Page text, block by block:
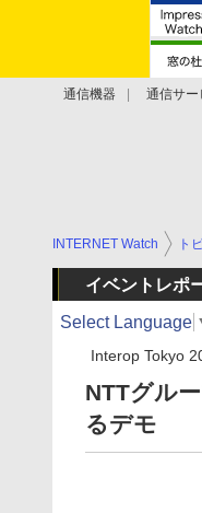
通信機器 通信サー
INTERNET Watch ト
イベントレポ
Select Language
Interop Tokyo
NTTグル
るデモ